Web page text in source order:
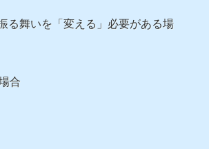
る舞いを「変える」必要がある場
合